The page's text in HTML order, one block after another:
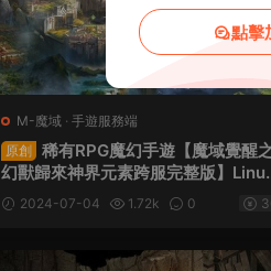
M-魔域 · 手遊服務端
原創
稀有RPG魔幻手遊【魔域覺醒之
幻獸歸來神界元素跨服完整版】
手工服務端+代理後台+GM授權後台
+安卓蘋果雙端+視頻架設教程
2024-07-04 1.72k 0
點擊